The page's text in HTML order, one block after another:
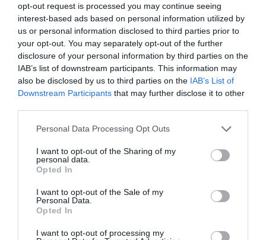
opt-out request is processed you may continue seeing
interest-based ads based on personal information utilized by
us or personal information disclosed to third parties prior to
your opt-out. You may separately opt-out of the further
disclosure of your personal information by third parties on the
IAB’s list of downstream participants. This information may
also be disclosed by us to third parties on the IAB’s List of
Downstream Participants that may further disclose it to other
Personal Data Processing Opt Outs
I want to opt-out of the Sharing of my
personal data.
Opted In
I want to opt-out of the Sale of my
Personal Data.
Opted In
I want to opt-out of processing my
Wydajność RAM
SPD - 2666 MHz - 1.2 V - CL15 - 15-15-15-36
Tested - 2933 MHz - 1.35 V - CL16 - 16-18-18-
36
Różne
Kategoria koloru Czarny
Gwarancja producenta
wsparcie
od wycofania z produkcji/sprzedaży przez
konfiguracji oraz zmian występujących w procesie produkcyjnym.
INFORMACJE HANDLOWE